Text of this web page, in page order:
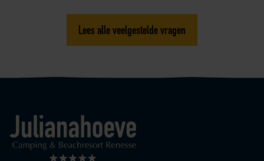
Lees alle veelgestelde vragen
Logo Julianahoeve